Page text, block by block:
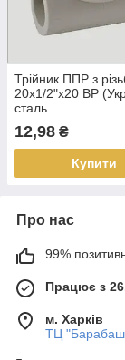
Трійник ППР з
20х1/2"х20 ВР
сталь
12,98 ₴
Купити
Про нас
99%
Працює з
м. Харків
ТЦ